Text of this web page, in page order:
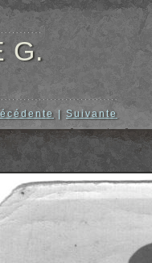
G.
| Suivante